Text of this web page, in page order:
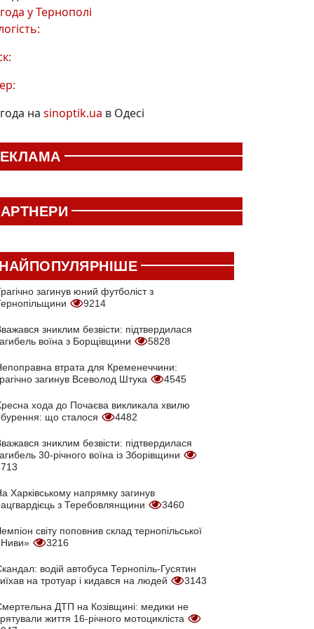
уТернополі
на sinoptik.ua в Одесі
загинув юний футболіст з
9214
зниклим безвісти: підтвердилася
воїна з Борщівщини
5828
втрата для Кременеччини:
загинув Всеволод Штука
4545
хода до Почаєва викликала хвилю
що сталося
4482
зниклим безвісти: підтвердилася
30-річного воїна із Зборівщини
Харківському напрямку загинув
з Теребовлянщини
3460
світу поповнив склад тернопільської
3216
водій автобуса Тернопіль-Гусятин
на тротуар і кидався на людей
3143
ДТП на Козівщині: медики не
життя 16-річного мотоцикліста